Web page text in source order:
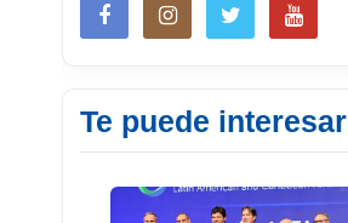
Te puede interesar